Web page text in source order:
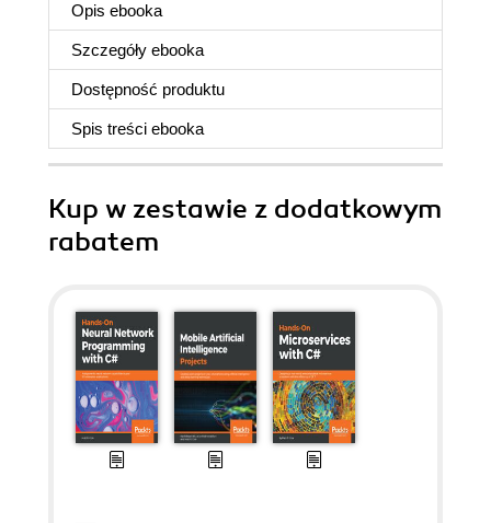
Opis ebooka
Szczegóły ebooka
Dostępność produktu
Spis treści ebooka
Kup w zestawie z dodatkowym
rabatem